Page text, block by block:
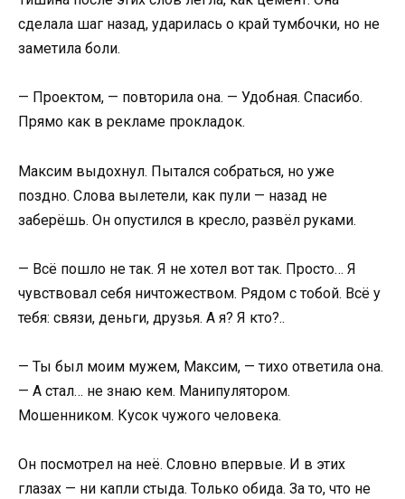
сделала шаг назад, ударилась о край тумбочки, но не
заметила боли.
— Проектом, — повторила она. — Удобная. Спасибо.
Прямо как в рекламе прокладок.
Максим выдохнул. Пытался собраться, но уже
поздно. Слова вылетели, как пули — назад не
заберёшь. Он опустился в кресло, развёл руками.
— Всё пошло не так. Я не хотел вот так. Просто… Я
чувствовал себя ничтожеством. Рядом с тобой. Всё у
тебя: связи, деньги, друзья. А я? Я кто?..
— Ты был моим мужем, Максим, — тихо ответила она.
— А стал… не знаю кем. Манипулятором.
Мошенником. Кусок чужого человека.
Он посмотрел на неё. Словно впервые. И в этих
глазах — ни капли стыда. Только обида. За то, что не